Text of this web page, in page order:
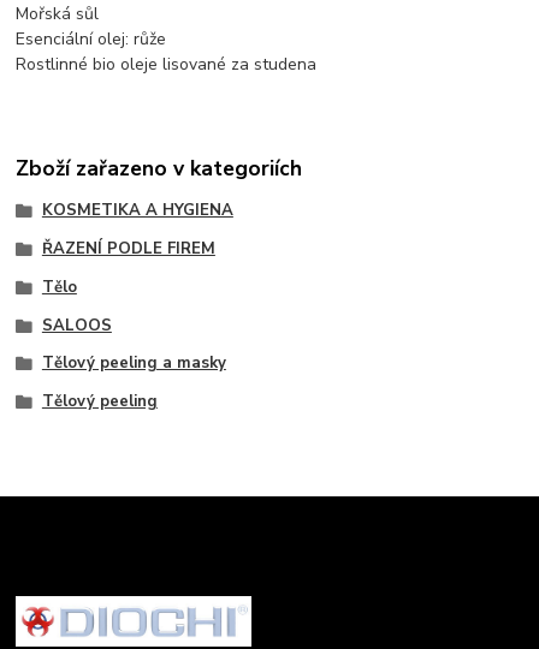
Mořská sůl
Esenciální olej: růže
Rostlinné bio oleje lisované za studena
Zboží zařazeno v kategoriích
KOSMETIKA A HYGIENA
ŘAZENÍ PODLE FIREM
Tělo
SALOOS
Tělový peeling a masky
Tělový peeling